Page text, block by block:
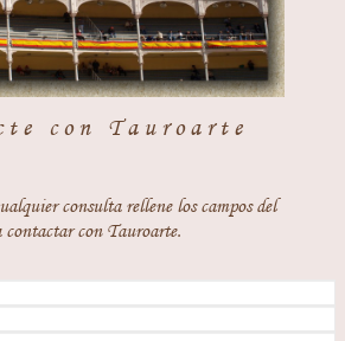
con Tauroarte
consulta rellene los campos del
con Tauroarte.